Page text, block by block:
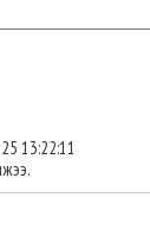
13:22:11